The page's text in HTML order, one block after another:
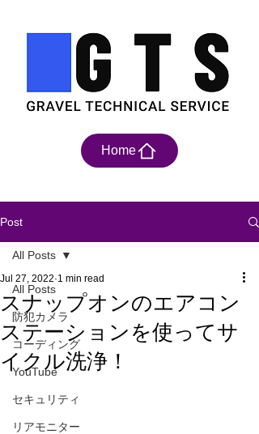
Home
Post
All Posts
防犯カメラ
コーディング
YouTube
セキュリティ
リアモニター
All Posts
スナップオンのエアコン
ステーションを使ってサ
イクル洗浄！
Jul 27, 2022 1 min read